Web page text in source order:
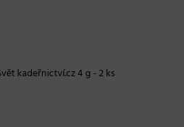
kadeřnictví.cz 4 g - 2 ks